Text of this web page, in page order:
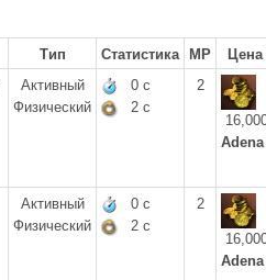
Тип Статистика MP
Цена
Активный
Физический
0 с
2 с
2
Adena
Активный
Физический
0 с
2 с
2
Adena